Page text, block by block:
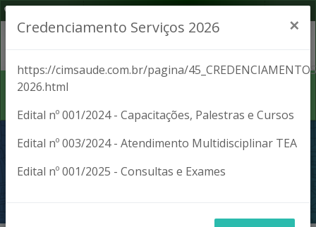
CREDENCIAMENTO
2024
Credenciamento Serviços 2026 ×
https://cimsaude.com.br/pagina/
2026.html
Edital nº 001/2024 - Capacitações, Palestras e Cursos
Edital nº 003/2024 - Atendimento Multidisciplinar TEA
Edital nº 001/2025 - Consultas e Exames